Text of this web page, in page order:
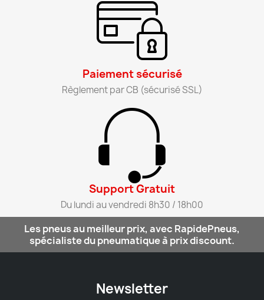
Paiement sécurisé​
Règlement par CB (sécurisé SSL)​
Support Gratuit​
Du lundi au vendredi 8h30 / 18h00​
Les pneus au meilleur prix, avec RapidePneus,
spécialiste du pneumatique à prix discount.
Newsletter